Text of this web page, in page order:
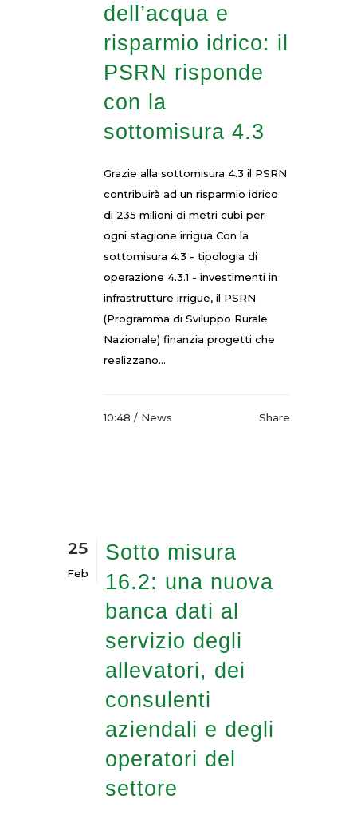
dell’acqua e
risparmio idrico: il
PSRN risponde
con la
sottomisura 4.3
Grazie alla sottomisura 4.3 il PSRN
contribuirà ad un risparmio idrico
di 235 milioni di metri cubi per
ogni stagione irrigua Con la
sottomisura 4.3 - tipologia di
operazione 4.3.1 - investimenti in
infrastrutture irrigue, il PSRN
(Programma di Sviluppo Rurale
Nazionale) finanzia progetti che
realizzano...
10:48 / News Share
25
Feb
Sotto misura
16.2: una nuova
banca dati al
servizio degli
allevatori, dei
consulenti
aziendali e degli
operatori del
settore